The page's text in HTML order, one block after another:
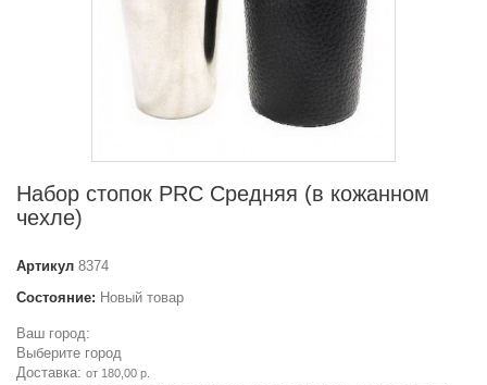
Набор стопок PRC Средняя (в кожанном
чехле)
Артикул 8374
Состояние: Новый товар
Ваш город:
Выберите город
Доставка: от 180,00 р.